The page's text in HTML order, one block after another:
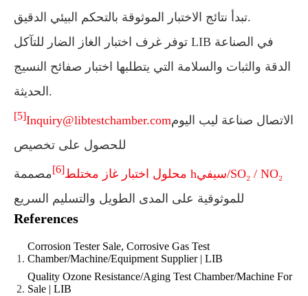
تبدأ نتائج الاختبار الموثوقة بالتحكم البيئي الدقيق.
توفر غرف اختبار الغاز الضار للتآكل LIB في الصناعة
الدقة والثبات والسلامة التي يتطلبها اختبار صفائح النسيج
الحديثة.
الاتصال صناعة ليب اليومInquiry@libtestchamber.com
[5]
للحصول على تخصيص
محلول اختبار غاز مختلط hسيفي/SO₂ / NO₂ [6]مصممة
للموثوقية على المدى الطويل والتسليم السريع
References
Corrosion Tester Sale, Corrosive Gas Test
Chamber/Machine/Equipment Supplier | LIB
Quality Ozone Resistance/Aging Test Chamber/Machine For
Sale | LIB